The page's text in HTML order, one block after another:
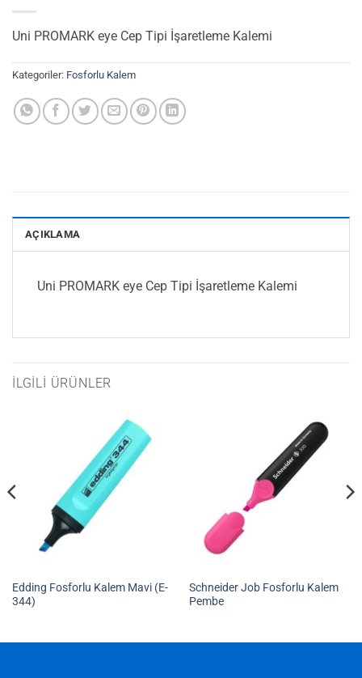
Uni PROMARK eye Cep Tipi İşaretleme Kalemi
Kategoriler: Fosforlu Kalem
AÇIKLAMA
Uni PROMARK eye Cep Tipi İşaretleme Kalemi
İLGILI ÜRÜNLER
Edding Fosforlu Kalem Mavi (E-
344)
Schneider Job Fosforlu Kalem
Pembe